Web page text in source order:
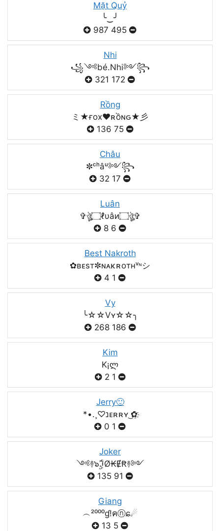
Mặt Quỷ
╰‿╯
987 495
Nhi
꧁༺bé.Nhi༻꧂
321 172
Rồng
ミ★ғox♥️ʀồɴԍ★彡
136 75
Châu
✼ᶜʰâᵘ༻꧂
32 17
Luân
✞ঔৣ۝ℓυâи۝ঔৣ✞
8 6
Best Nakroth
✿ʙᴇsт✼ɴᴀκʀoтнᵛᶰシ
4 1
Vy
╰☆☆Vʏ☆☆╮
268 186
Kim
K¡ლ
2 1
Jerry🙂
*•.¸♡נᴇʀʀʏ ͜✿҈
0 1
Joker
༺࿈๖ۣۣۜℑØ₭ɆꞦ࿈༻
135 91
Giang
︵²⁰⁰⁰ɠ!คⓝɕ☄
13 5